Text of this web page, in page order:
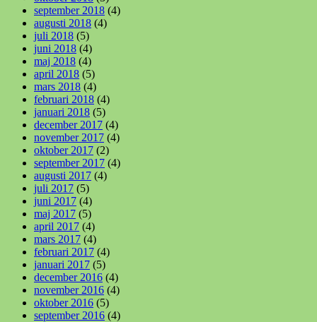
september 2018 (4)
augusti 2018 (4)
juli 2018 (5)
juni 2018 (4)
maj 2018 (4)
april 2018 (5)
mars 2018 (4)
februari 2018 (4)
januari 2018 (5)
december 2017 (4)
november 2017 (4)
oktober 2017 (2)
september 2017 (4)
augusti 2017 (4)
juli 2017 (5)
juni 2017 (4)
maj 2017 (5)
april 2017 (4)
mars 2017 (4)
februari 2017 (4)
januari 2017 (5)
december 2016 (4)
november 2016 (4)
oktober 2016 (5)
september 2016 (4)